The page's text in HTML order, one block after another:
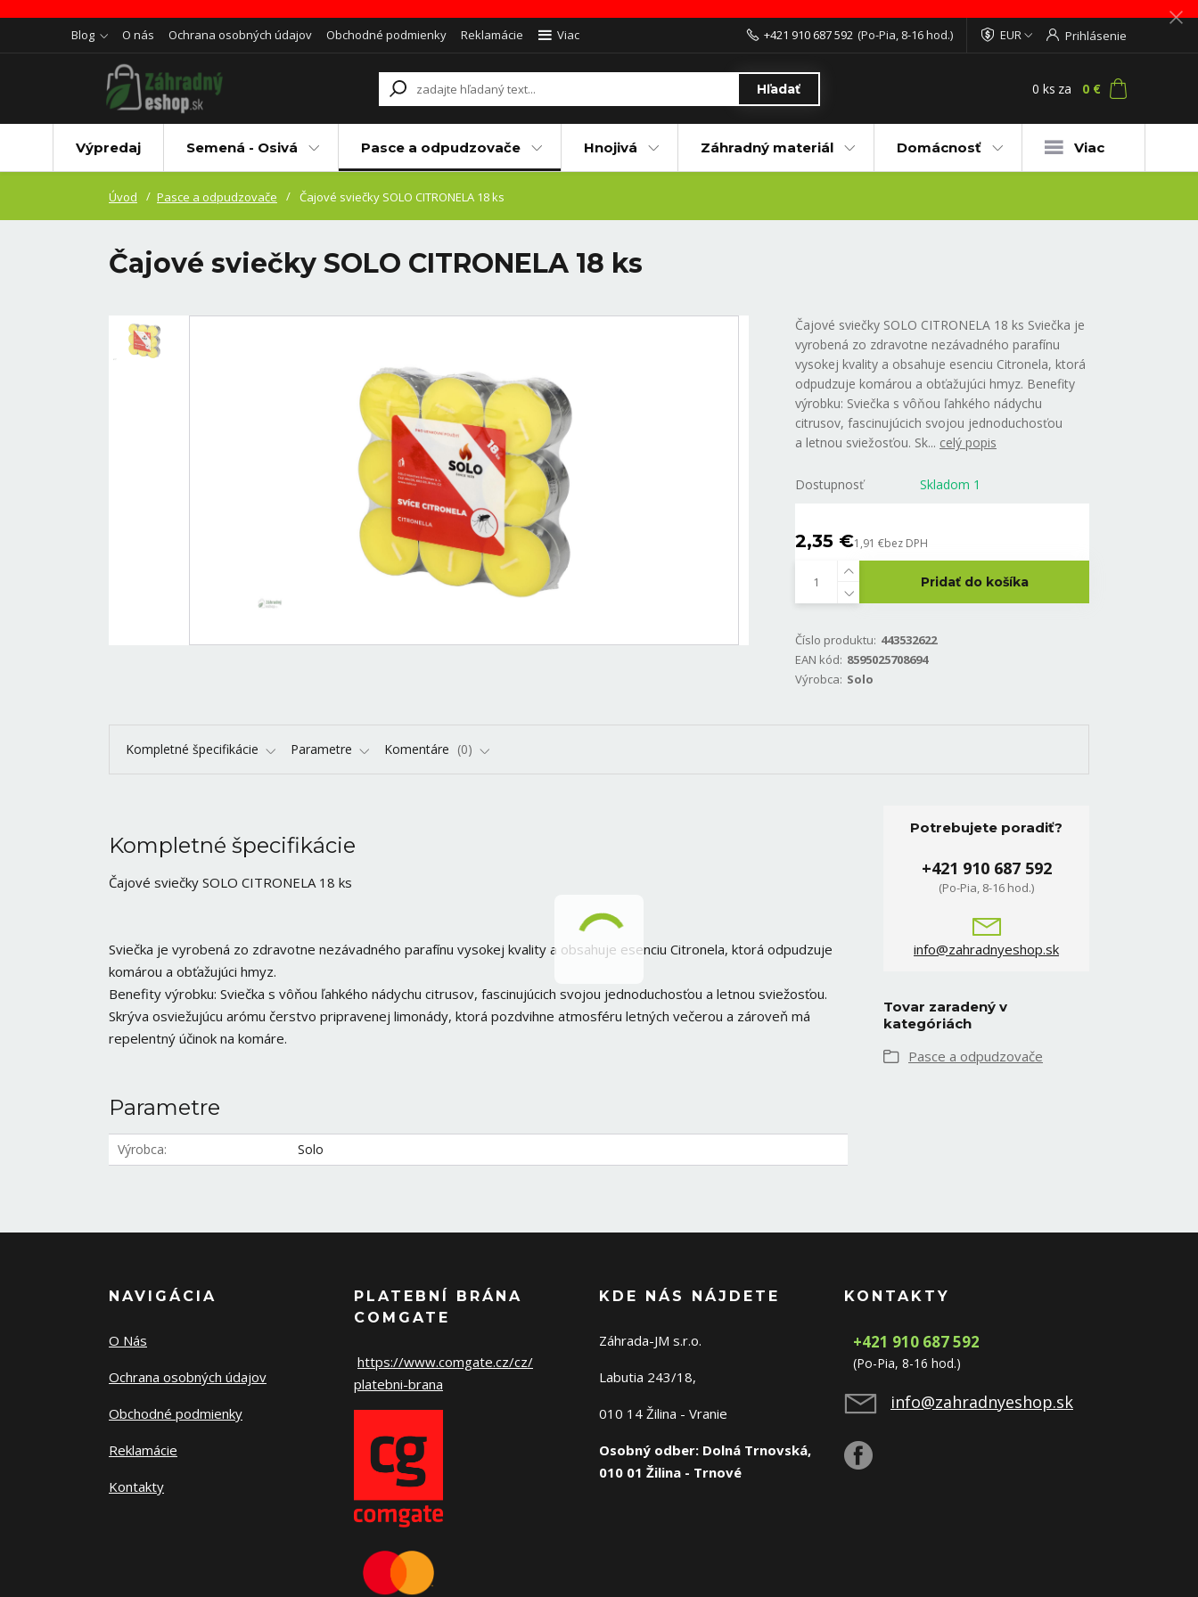
Blog O nás Ochrana osobných údajov Obchodné podmienky Reklamácie Viac EUR Prihlásenie
Hľadať
+421 910 687 592 (Po-Pia, 8-16 hod.)
0 ks za 0 €
Výpredaj Semená - Osivá Pasce a odpudzovače Hnojivá Záhradný materiál Domácnosť Viac
Úvod Pasce a odpudzovače Čajové sviečky SOLO CITRONELA 18 ks
Čajové sviečky SOLO CITRONELA 18 ks
Čajové sviečky SOLO CITRONELA 18 ks Sviečka je
vyrobená zo zdravotne nezávadného parafínu
vysokej kvality a obsahuje esenciu Citronela, ktorá
odpudzuje komárou a obťažujúci hmyz. Benefity
výrobku: Sviečka s vôňou ľahkého nádychu
citrusov, fascinujúcich svojou jednoduchosťou
a letnou sviežosťou. Sk... celý popis
Dostupnosť Skladom 1
2,35 €1,91 €bez DPH
Pridať do košíka
Číslo produktu: 443532622
EAN kód: 8595025708694
Výrobca: Solo
Kompletné špecifikácie Parametre Komentáre 0
Kompletné špecifikácie
Čajové sviečky SOLO CITRONELA 18 ks
Sviečka je vyrobená zo zdravotne nezávadného parafínu vysokej kvality a obsahuje esenciu Citronela, ktorá odpudzuje
komárou a obťažujúci hmyz.
Benefity výrobku: Sviečka s vôňou ľahkého nádychu citrusov, fascinujúcich svojou jednoduchosťou a letnou sviežosťou.
Skrýva osviežujúcu arómu čerstvo pripravenej limonády, ktorá pozdvihne atmosféru letných večerou a zároveň má
repelentný účinok na komáre.
Parametre
Výrobca Solo
Potrebujete poradiť?
+421 910 687 592
(Po-Pia, 8-16 hod.)
info@zahradnyeshop.sk
Tovar zaradený v
kategóriách
Pasce a odpudzovače
NAVIGÁCIA
O Nás
Ochrana osobných údajov
Obchodné podmienky
Reklamácie
Kontakty
PLATEBNÍ BRÁNA
COMGATE
https://www.comgate.cz/cz/
platebni-brana
KDE NÁS NÁJDETE
Záhrada-JM s.r.o.
Labutia 243/18,
010 14 Žilina - Vranie
Osobný odber: Dolná Trnovská,
010 01 Žilina - Trnové
KONTAKTY
+421 910 687 592
(Po-Pia, 8-16 hod.)
info@zahradnyeshop.sk